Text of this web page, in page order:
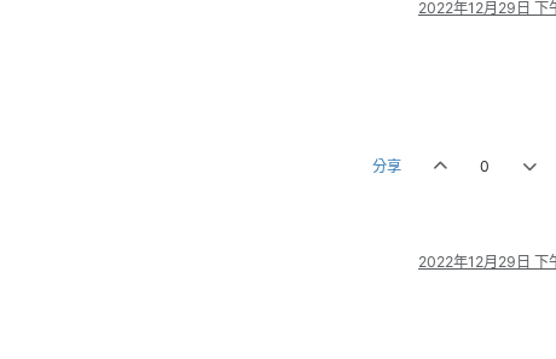
2022年12月29日 下
分享 0
2022年12月29日 下